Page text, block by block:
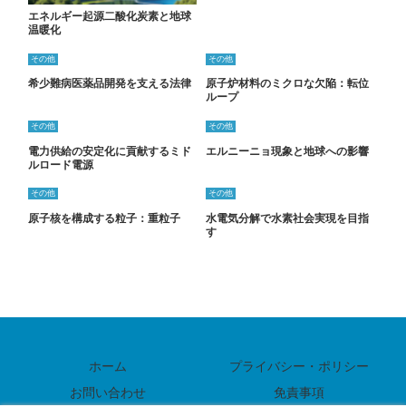
エネルギー起源二酸化炭素と地球
温暖化
その他
希少難病医薬品開発を支える法律
その他
原子炉材料のミクロな欠陥：転位
ループ
その他
電力供給の安定化に貢献するミド
ルロード電源
その他
エルニーニョ現象と地球への影響
その他
原子核を構成する粒子：重粒子
その他
水電気分解で水素社会実現を目指
す
ホーム
プライバシー・ポリシー
お問い合わせ
免責事項